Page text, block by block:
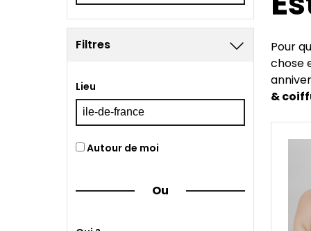
Filtres
Lieu
Autour de moi
Ou
Pour
chose
&